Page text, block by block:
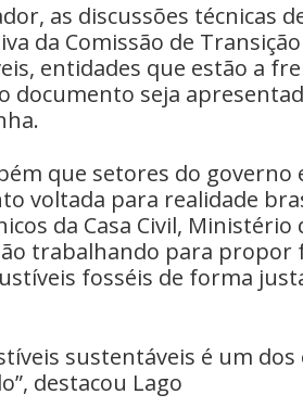
as discussões técnicas
da Comissão de
entidades que estão a
documento seja
que setores do
voltada para realidade
da Casa Civil,
trabalhando para
fosséis de forma
sustentáveis é um
destacou Lago